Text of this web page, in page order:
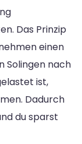
Das Prinzip
einen
Solingen nach
ist,
Dadurch
du sparst